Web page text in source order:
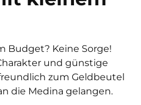
Budget? Keine Sorge!
und günstige
zum Geldbeutel
die Medina gelangen.